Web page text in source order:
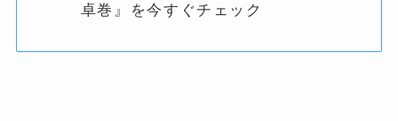
卓巻』を今すぐチェック